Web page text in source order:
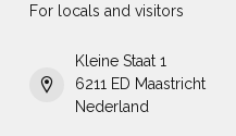
For locals and visitors
Kleine Staat 1
6211 ED Maastricht
Nederland